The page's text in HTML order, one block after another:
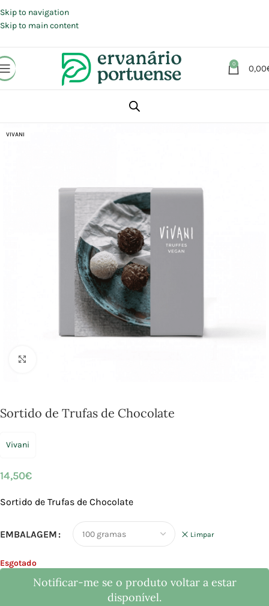
Skip to navigation
Skip to main content
0 0,00
Chocolates | Rebuçados | Pastilhas elásticas
VIVANI
Sortido de Trufas de Chocolate
Vivani
14,50€
Sortido de Trufas de Chocolate
EMBALAGEM Limpar
Esgotado
Notificar-me se o produto voltar a estar
disponível.